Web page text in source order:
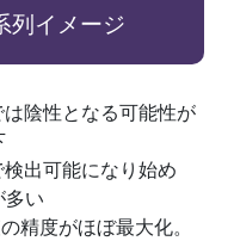
列イメージ
陰性となる可能性が
検出可能になり始め
多い
精度がほぼ最大化。